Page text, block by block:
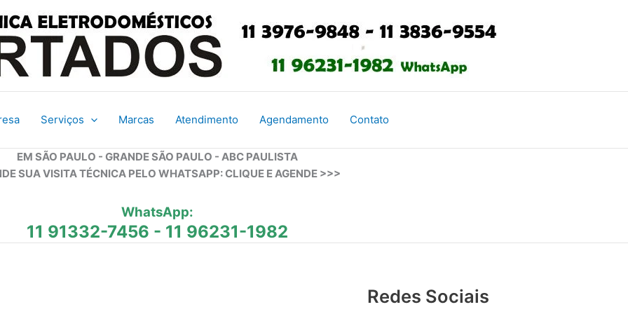
Serviços Marcas Atendimento Agendamento Contato
EM SÃO PAULO - GRANDE SÃO PAULO - ABC PAULISTA
SUA VISITA TÉCNICA PELO WHATSAPP: CLIQUE E AGENDE >>>
WhatsApp:
11 91332-7456 - 11 96231-1982
Redes Sociais